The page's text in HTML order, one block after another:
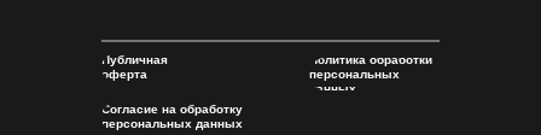
Публичная
оферта
Политика обработки
персональных
данных
Согласие на обработку
персональных данных